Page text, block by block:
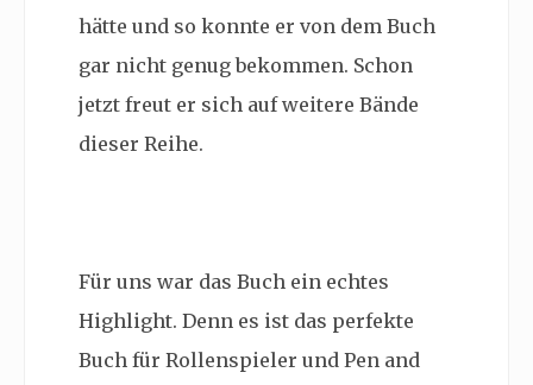
hätte und so konnte er von dem Buch
gar nicht genug bekommen. Schon
jetzt freut er sich auf weitere Bände
dieser Reihe.
Für uns war das Buch ein echtes
Highlight. Denn es ist das perfekte
Buch für Rollenspieler und Pen and